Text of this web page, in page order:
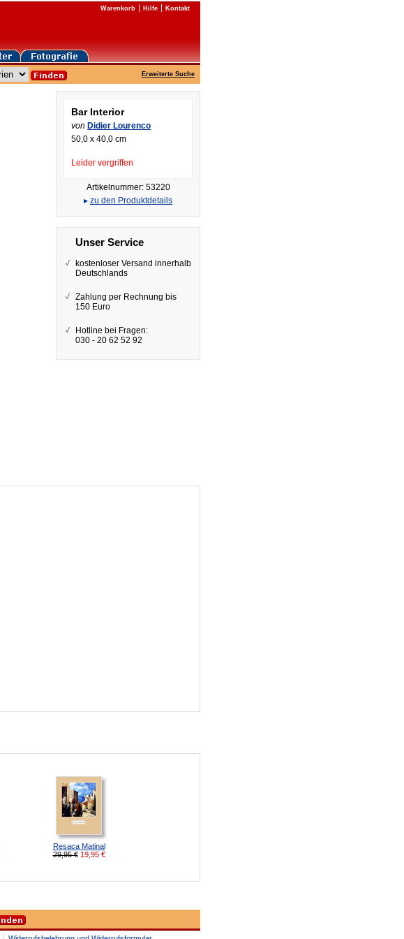
Warenkorb Hilfe Kontakt
Erweiterte Suche
Bar Interior
von Didier Lourenco
50,0 x 40,0 cm
Leider vergriffen
Artikelnummer: 53220
▸ zu den Produktdetails
Unser Service
kostenloser Versand innerhalb
Deutschlands
Zahlung per Rechnung bis
150 Euro
Hotline bei Fragen:
030 - 20 62 52 92
Resaca Matinal
29,95 € 19,95 €